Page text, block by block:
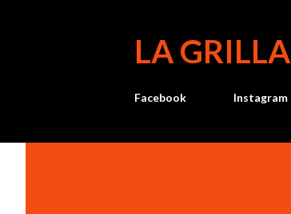
LA GRILLA
Facebook Instagram